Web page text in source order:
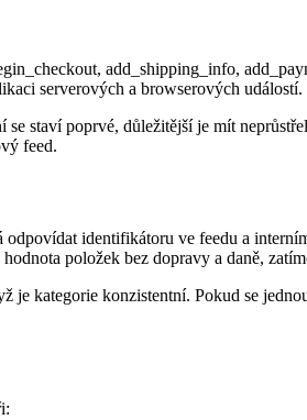
add_shipping_info,
serverových a browserových událostí.
staví poprvé, důležitější je mít
feed.
identifikátoru ve feedu a
položek bez dopravy a daně,
kategorie konzistentní. Pokud se